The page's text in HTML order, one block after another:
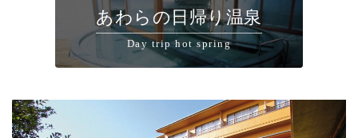
あわらの日帰り温泉
Day trip hot spring